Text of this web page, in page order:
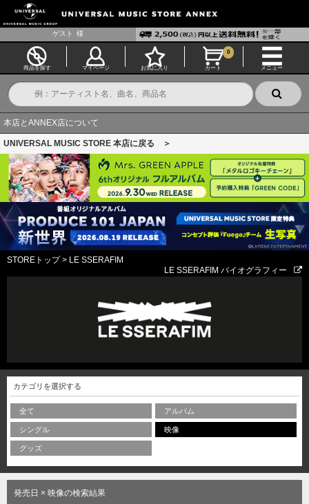
ゲスト 様
商品を探す マイページ お気に入り カート
0
メニュー
本店とANNEX店について
UNIVERSAL MUSIC STORE 本店に戻る ＞
STOREトップ> LE SSERAFIM
LE SSERAFIM バイオグラフィー
カテゴリを選択する
全て アルバム
シングル 映像
グッズ
発売日 × 映像の検索結果